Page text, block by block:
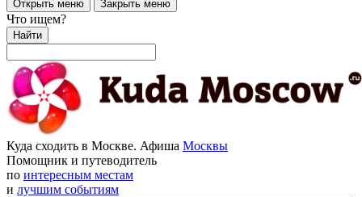
Открыть меню Закрыть меню
Что ищем?
Найти
Куда сходить в Москве. Афиша Москвы
Помощник и путеводитель
по интересным местам
и лучшим событиям